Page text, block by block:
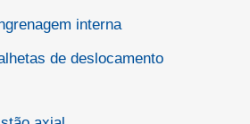
interna
de deslocamento